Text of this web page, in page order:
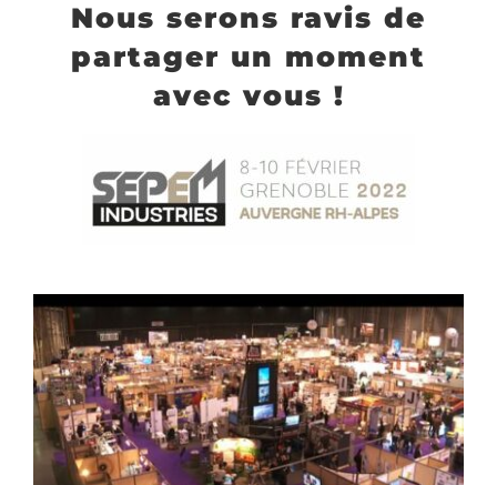
Nous serons ravis de
partager un moment
avec vous !